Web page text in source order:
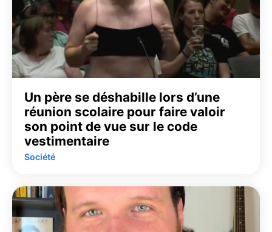
Un père se déshabille lors d’une
réunion scolaire pour faire valoir
son point de vue sur le code
vestimentaire
Société